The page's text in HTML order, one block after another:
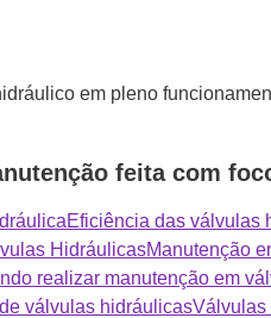
em pleno
feita com
Eficiência das válvulas
HidráulicasManutenção
realizar manutenção em
válvulas hidráulicasVálvulas